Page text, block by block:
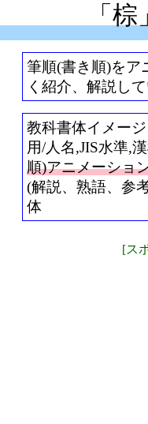
「
筆順(書き順)をア
く紹介、解説して
教科書体イメー
用/人名,JIS水準,
順)アニメーショ
(解説、熟語、参
体
[ス